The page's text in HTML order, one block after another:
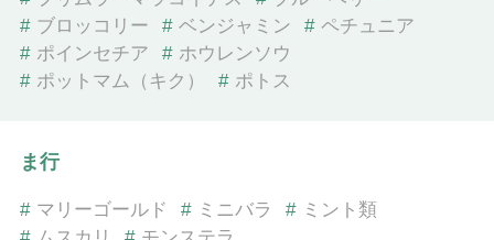
# ブロッコリー # ベンジャミン # ペチュニア
# ポインセチア # ホウレンソウ
# ポットマム（キク） # ポトス
ま行
# マリーゴールド # ミニバラ # ミント類